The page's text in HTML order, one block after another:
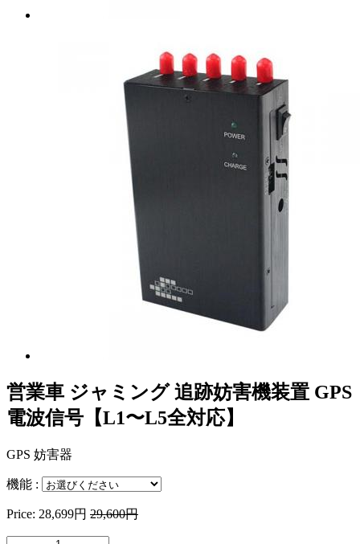
営業車 ジャミング 追跡妨害機装置 GPS
電波信号【L1〜L5全対応】
GPS 妨害器
機能 :
Price: 28,699円 29,600円